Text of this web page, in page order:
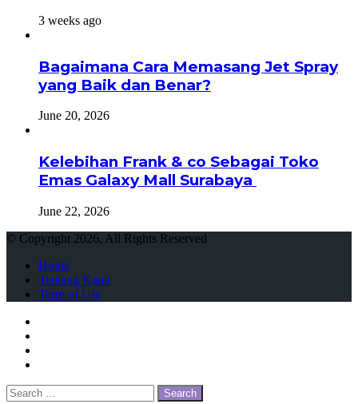
3 weeks ago
Bagaimana Cara Memasang Jet Spray
yang Baik dan Benar?
June 20, 2026
Kelebihan Frank & co Sebagai Toko
Emas Galaxy Mall Surabaya
June 22, 2026
© Copyright 2026, All Rights Reserved
Home
Tentang Kami
Term of Use
Facebook
Twitter
WhatsApp
Telegram
Close
Search